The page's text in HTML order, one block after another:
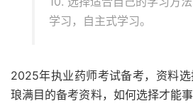
学习，自主式学习。
2025年执业药师考试备考，资料
琅满目的备考资料，如何选择才能